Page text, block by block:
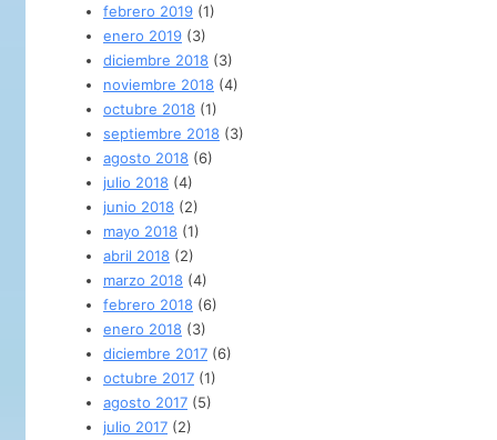
febrero 2019 (1)
enero 2019 (3)
diciembre 2018 (3)
noviembre 2018 (4)
octubre 2018 (1)
septiembre 2018 (3)
agosto 2018 (6)
julio 2018 (4)
junio 2018 (2)
mayo 2018 (1)
abril 2018 (2)
marzo 2018 (4)
febrero 2018 (6)
enero 2018 (3)
diciembre 2017 (6)
octubre 2017 (1)
agosto 2017 (5)
julio 2017 (2)